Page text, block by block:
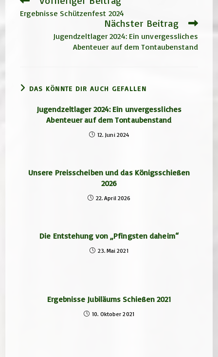
Artikel
ansehen
Ergebnisse Schützenfest 2024
Nächster Beitrag
Jugendzeltlager 2024: Ein unvergessliches
Abenteuer auf dem Tontaubenstand
DAS KÖNNTE DIR AUCH GEFALLEN
Jugendzeltlager 2024: Ein unvergessliches
Abenteuer auf dem Tontaubenstand
12. Juni 2024
Unsere Preisscheiben und das Königsschießen
2026
22. April 2026
Die Entstehung von „Pfingsten daheim“
23. Mai 2021
Ergebnisse Jubiläums Schießen 2021
10. Oktober 2021